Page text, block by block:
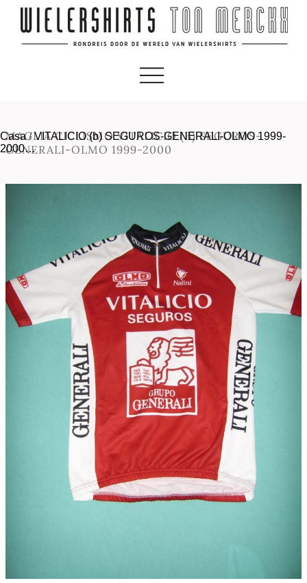
MAGLIA CICLISMO VITALICIO (B) SEGUROS-
GENERALI-OLMO 1999-2000
Casa/VITALICIO (b) SEGUROS-GENERALI-OLMO 1999-
2000…